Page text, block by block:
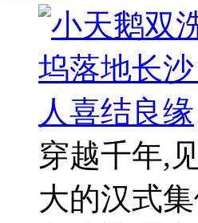
穿越千年,
大的汉式